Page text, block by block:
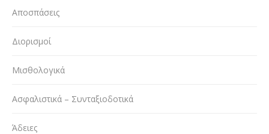
Αποσπάσεις
Διορισμοί
Μισθολογικά
Ασφαλιστικά – Συνταξιοδοτικά
Άδειες